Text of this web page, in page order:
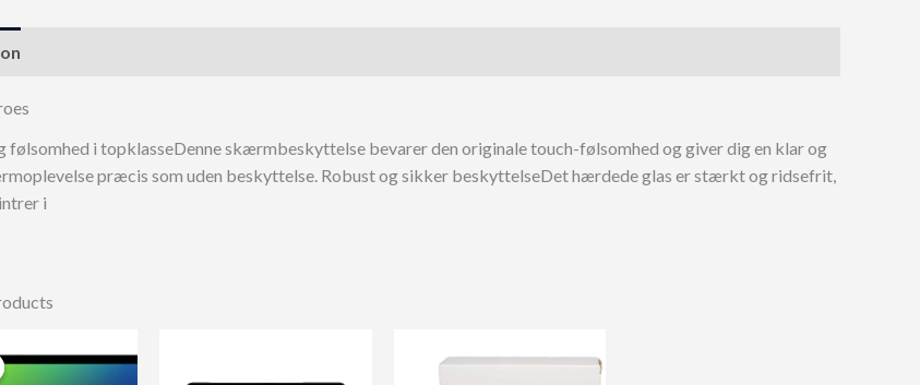
følsomhed i topklasseDenne skærmbeskyttelse bevarer den originale touch-følsomhed og giver dig en klar og
præcis som uden beskyttelse. Robust og sikker beskyttelseDet hærdede glas er stærkt og ridsefrit,
i